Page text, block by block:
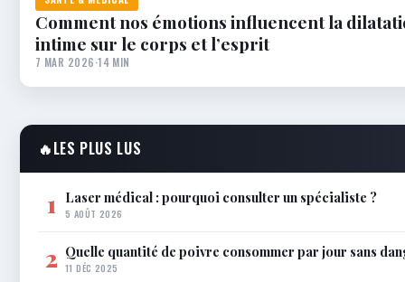
Comment nos émotions influencent la
intime sur le corps et l’esprit
7 MAR 2026·14 MIN
🔥LES PLUS LUS
1 Laser médical : pourquoi consulter un spécialiste ?
5 AOÛT 2026
2 Quelle quantité de poivre consommer par jour sans
11 DÉC 2025